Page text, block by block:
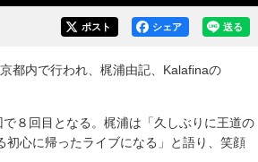
送る
シェア
ポスト
都内で行われ、梶浦由記、Kalafinaの
８回目となる。梶浦は「久しぶりに王道の
心に帰ったライブになる」と語り、笑顔